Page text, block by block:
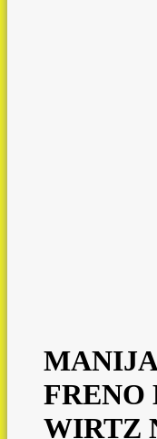
FRENO
WIRTZ